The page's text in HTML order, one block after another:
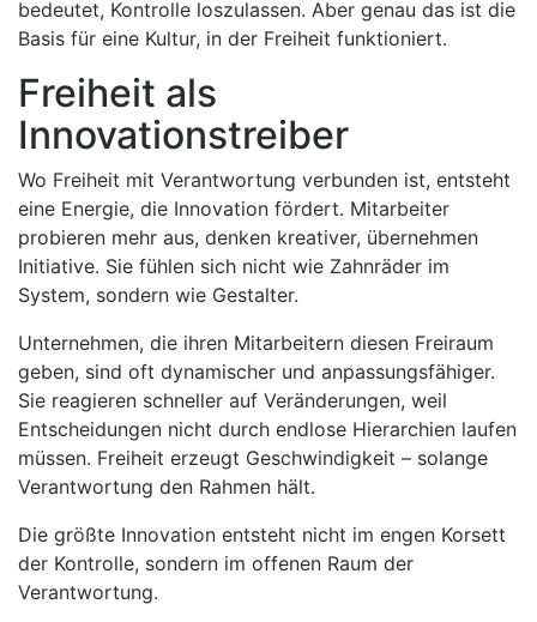
bedeutet, Kontrolle loszulassen. Aber genau das ist die
Basis für eine Kultur, in der Freiheit funktioniert.
Freiheit als
Innovationstreiber
Wo Freiheit mit Verantwortung verbunden ist, entsteht
eine Energie, die Innovation fördert. Mitarbeiter
probieren mehr aus, denken kreativer, übernehmen
Initiative. Sie fühlen sich nicht wie Zahnräder im
System, sondern wie Gestalter.
Unternehmen, die ihren Mitarbeitern diesen Freiraum
geben, sind oft dynamischer und anpassungsfähiger.
Sie reagieren schneller auf Veränderungen, weil
Entscheidungen nicht durch endlose Hierarchien laufen
müssen. Freiheit erzeugt Geschwindigkeit – solange
Verantwortung den Rahmen hält.
Die größte Innovation entsteht nicht im engen Korsett
der Kontrolle, sondern im offenen Raum der
Verantwortung.